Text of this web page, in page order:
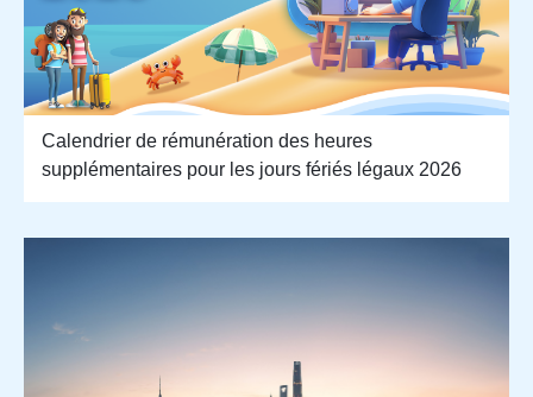
Calendrier de rémunération des heures
supplémentaires pour les jours fériés légaux 2026